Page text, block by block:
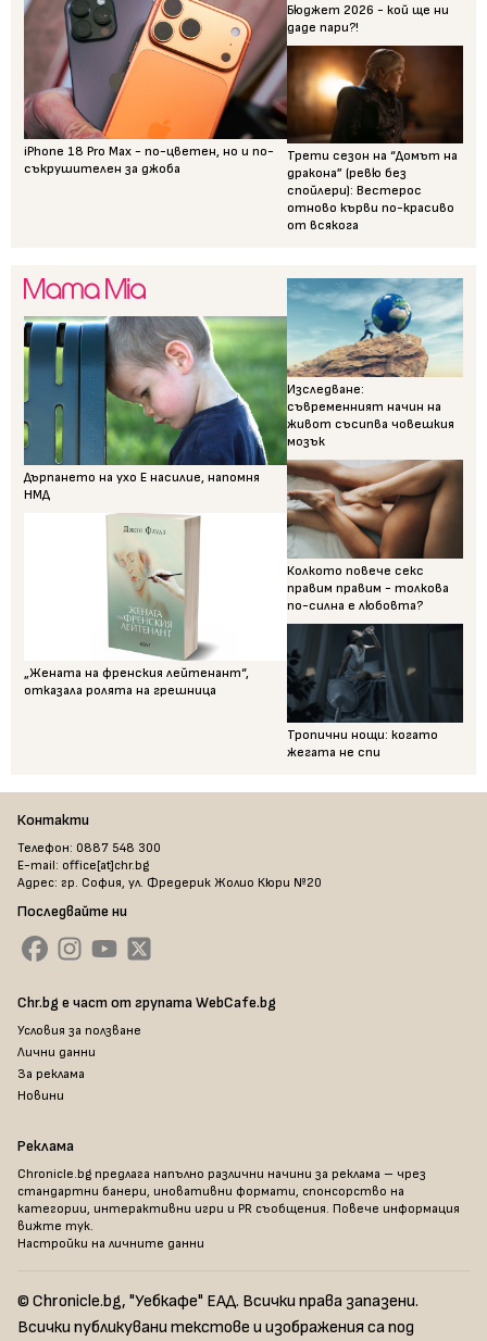
iPhone 18 Pro Max - по-цветен, но и по-
съкрушителен за джоба
Бюджет 2026 - кой ще ни
даде пари?!
Трети сезон на “Домът на
дракона” (ревю без
спойлери): Вестерос
отново кърви по-красиво
от всякога
Дърпането на ухо Е насилие, напомня
НМД
„Жената на френския лейтенант“,
отказала ролята на грешница
Изследване:
съвременният начин на
живот съсипва човешкия
мозък
Колкото повече секс
правим правим - толкова
по-силна е любовта?
Тропични нощи: когато
жегата не спи
Контакти
Телефон: 0887 548 300
E-mail: office[at]chr.bg
Адрес: гр. София, ул. Фредерик Жолио Кюри №20
Последвайте ни
Chr.bg е част от групата WebCafe.bg
Условия за ползване
Лични данни
За реклама
Новини
Реклама
Chronicle.bg предлага напълно различни начини за реклама – чрез
стандартни банери, иновативни формати, спонсорство на
категории, интерактивни игри и PR съобщения. Повече информация
вижте тук.
Настройки на личните данни
© Chronicle.bg, "Уебкафе" ЕАД. Всички права запазени.
Всички публикувани текстове и изображения са под